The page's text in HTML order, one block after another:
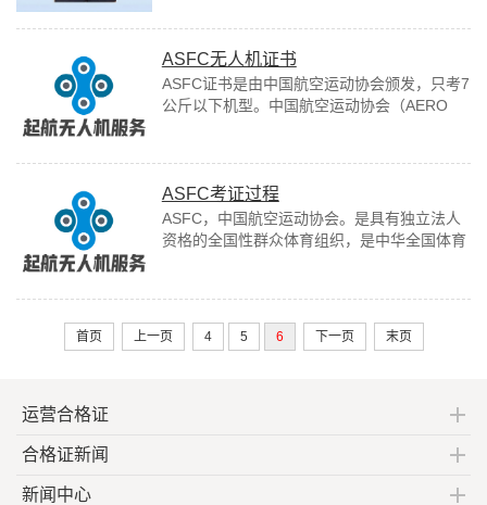
ASFC无人机证书
ASFC证书是由中国航空运动协会颁发，只考7
公斤以下机型。中国航空运动协会（AERO
ASFC考证过程
ASFC，中国航空运动协会。是具有独立法人
资格的全国性群众体育组织，是中华全国体育
首页 上一页 4 5 6 下一页 末页
运营合格证
合格证新闻
新闻中心